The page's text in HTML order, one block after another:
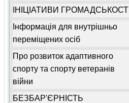
ІНІЦІАТИВИ ГРОМАДСЬКОСТІ
Інформація для внутрішньо
переміщених осіб
Про розвиток адаптивного
спорту та спорту ветеранів
війни
БЕЗБАР'ЄРНІСТЬ